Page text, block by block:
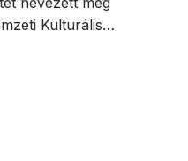
Kulturális…